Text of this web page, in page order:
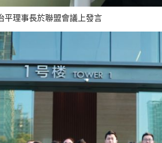
平理事長於聯盟會議上發言